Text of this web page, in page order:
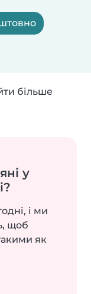
більше
у
і ми
щоб
як